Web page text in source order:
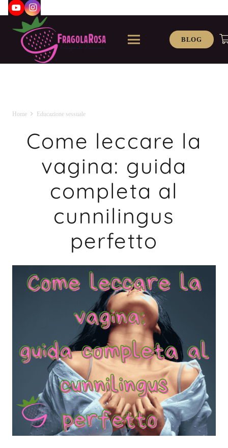
BLOG
Home Educazione sessuale
Come leccare la
vagina: guida
completa al
cunnilingus
perfetto